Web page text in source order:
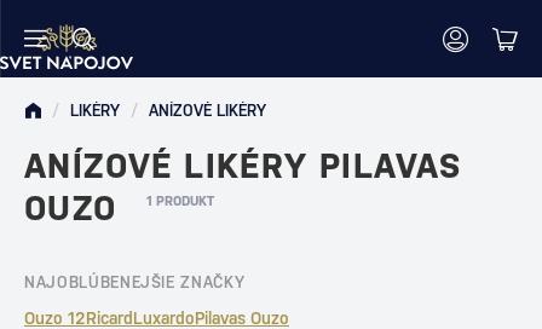
/ LIKÉRY / ANÍZOVÉ LIKÉRY
ANÍZOVÉ LIKÉRY PILAVAS
OUZO
1 PRODUKT
NAJOBLÚBENEJŠIE ZNAČKY
Ouzo 12RicardLuxardoPilavas Ouzo